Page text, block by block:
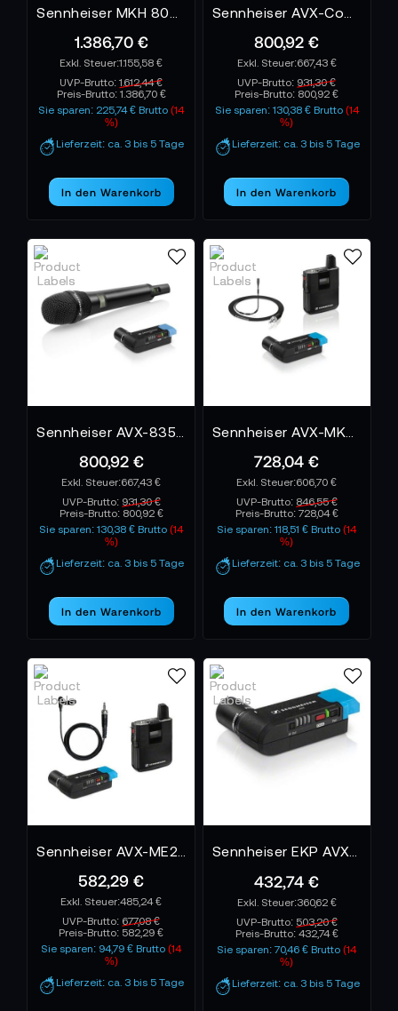
1.386,70 €
1.155,58 €
UVP-Brutto:1.612,44 €
Preis-Brutto: 1.386,70 €
Sie sparen: 225,74 € Brutto(14
%)
Lieferzeit: ca. 3 bis 5 Tage
In den Warenkorb
800,92 €
667,43 €
UVP-Brutto: 931,30 €
Preis-Brutto: 800,92 €
Sie sparen: 130,38 € Brutto (14
%)
Lieferzeit: ca. 3 bis 5 Tage
In den Warenkorb
800,92 €
667,43 €
UVP-Brutto: 931,30 €
Preis-Brutto: 800,92 €
Sie sparen: 130,38 € Brutto(14
%)
Lieferzeit: ca. 3 bis 5 Tage
In den Warenkorb
728,04 €
606,70 €
UVP-Brutto: 846,55 €
Preis-Brutto: 728,04 €
Sie sparen: 118,51 € Brutto(14
%)
Lieferzeit: ca. 3 bis 5 Tage
In den Warenkorb
582,29 €
485,24 €
UVP-Brutto: 677,08 €
Preis-Brutto: 582,29 €
Sie sparen: 94,79 € Brutto(14
%)
Lieferzeit: ca. 3 bis 5 Tage
432,74 €
360,62 €
UVP-Brutto: 503,20 €
Preis-Brutto: 432,74 €
Sie sparen: 70,46 € Brutto(14
%)
Lieferzeit: ca. 3 bis 5 Tage